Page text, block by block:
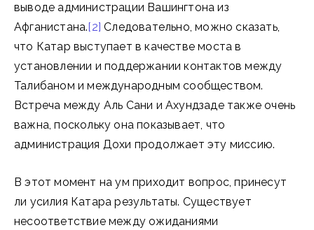
выводе администрации Вашингтона из
Афганистана.[2] Следовательно, можно сказать,
что Катар выступает в качестве моста в
установлении и поддержании контактов между
Талибаном и международным сообществом.
Встреча между Аль Сани и Ахундзаде также очень
важна, поскольку она показывает, что
администрация Дохи продолжает эту миссию.
В этот момент на ум приходит вопрос, принесут
ли усилия Катара результаты. Существует
несоответствие между ожиданиями